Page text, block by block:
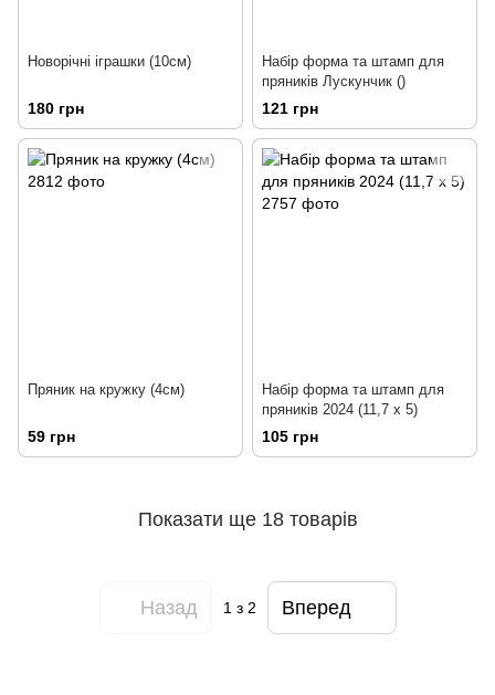
Новорічні іграшки (10см)
180 грн
Набір форма та штамп для
пряників Лускунчик ()
121 грн
Пряник на кружку (4см)
59 грн
Набір форма та штамп для
пряників 2024 (11,7 x 5)
105 грн
Показати ще 18 товарів
Назад 1з 2 Вперед